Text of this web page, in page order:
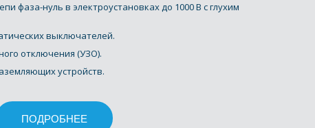
фаза-нуль в электроустановках до 1000 В с глухим
выключателей.
отключения (УЗО).
устройств.
ПОДРОБНЕЕ